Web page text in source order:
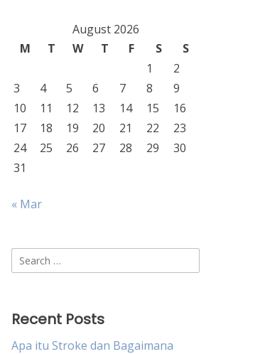
August 2026
M
T W T F S
S
1
2
3
4 5 6 7 8
9
10
11 12 13 14 15
16
17
18 19 20 21 22
23
24
25 26 27 28 29
30
31
« Mar
Search
for:
Recent Posts
Apa itu Stroke dan Bagaimana